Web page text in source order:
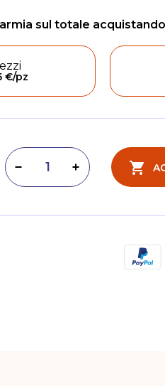
€/pz
Aumenta
Diminuisci quantità